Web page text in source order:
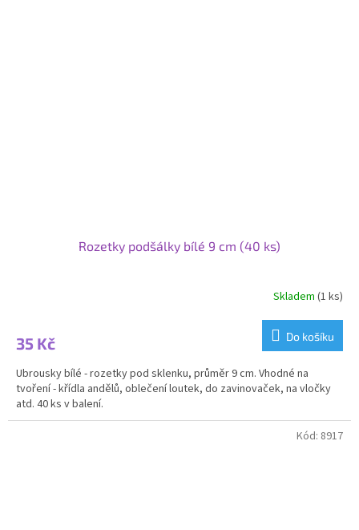
Rozetky podšálky bílé 9 cm (40 ks)
Skladem (1 ks)
35 Kč Do košíku
Ubrousky bílé - rozetky pod sklenku, průměr 9 cm. Vhodné na
tvoření - křídla andělů, oblečení loutek, do zavinovaček, na vločky
atd. 40 ks v balení.
Kód: 8917